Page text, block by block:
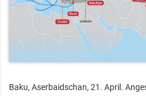
Baku, Aserbaidschan, 21. April.